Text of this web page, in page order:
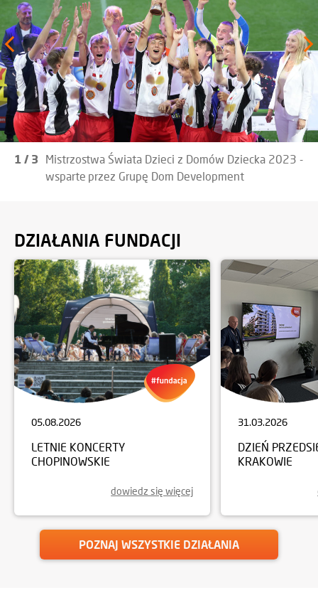
1 / 3
Mistrzostwa Świata Dzieci z Domów Dziecka 2023 -
wsparte przez Grupę Dom Development
DZIAŁANIA FUNDACJI
05.08.2026
LETNIE KONCERTY
CHOPINOWSKIE
dowiedz się więcej
31.03.2026
DZIEŃ
KRAKOWIE
POZNAJ WSZYSTKIE DZIAŁANIA